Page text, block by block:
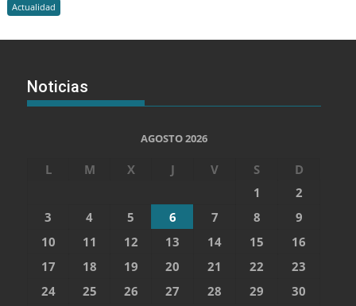
Actualidad
Noticias
AGOSTO 2026
L M X J V S
D
1
2
3
4 5 6 7 8
9
10
11 12 13 14 15
16
17
18 19 20 21 22
23
24
25 26 27 28 29
30